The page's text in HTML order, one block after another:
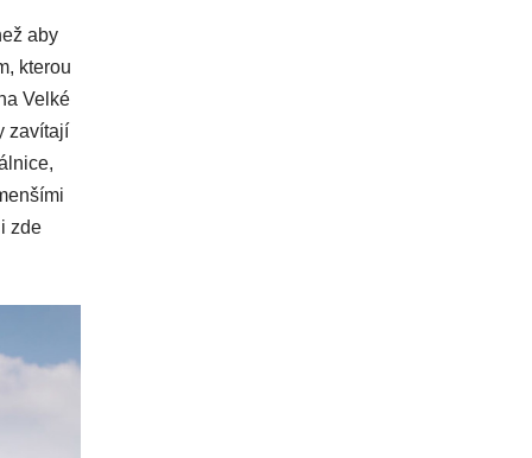
aby
kterou
Velké
zavítají
zde